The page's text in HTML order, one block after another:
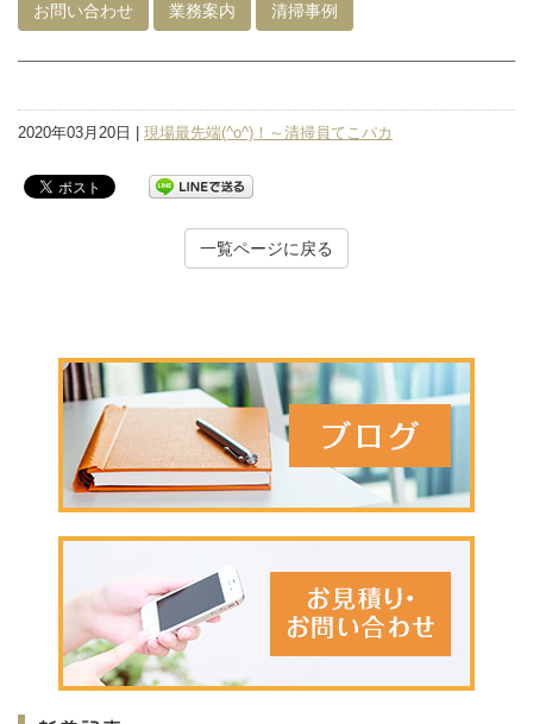
お問い合わせ 業務案内 清掃事例
2020年03月20日 | 現場最先端(^o^)！～清掃員てこパカ
一覧ページに戻る